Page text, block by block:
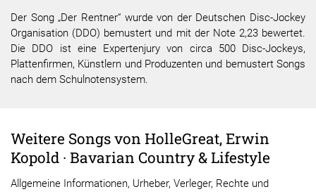
Der Song „Der Rentner“ wurde von der Deutschen Disc-Jockey
Organisation (DDO) bemustert und mit der Note 2,23 bewertet.
Die DDO ist eine Expertenjury von circa 500 Disc-Jockeys,
Plattenfirmen, Künstlern und Produzenten und bemustert Songs
nach dem Schulnotensystem.
Weitere Songs von HolleGreat, Erwin
Kopold · Bavarian Country & Lifestyle
Allgemeine Informationen, Urheber, Verleger, Rechte und